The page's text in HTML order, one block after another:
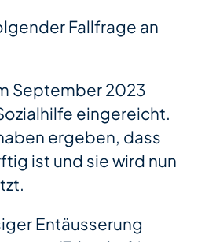
Fallfrage an
September 2023
eingereicht.
ergeben, dass
ist und sie wird nun
Entäusserung